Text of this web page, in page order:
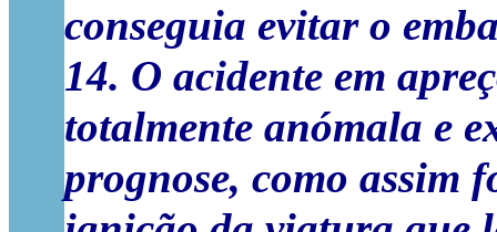
conseguia evitar o
14. O acidente em
totalmente anómala e
prognose, como assim